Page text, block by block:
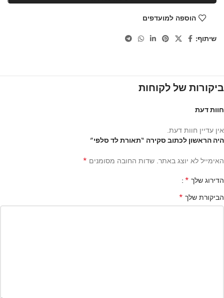
הוספה למועדפים
שיתוף:
ביקורות של לקוחות
חוות דעת
אין עדיין חוות דעת.
היה הראשון לכתוב סקירה “תאורת לד סלפי”
האימייל לא יוצג באתר. שדות החובה מסומנים *
הדירוג שלך *
הביקורת שלך *